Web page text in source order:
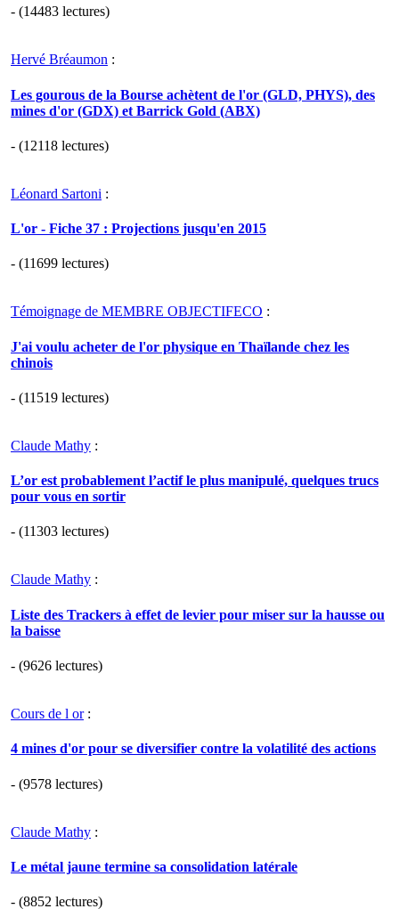
- (14483 lectures)
Hervé Bréaumon :
Les gourous de la Bourse achètent de l'or (GLD, PHYS), des
mines d'or (GDX) et Barrick Gold (ABX)
- (12118 lectures)
Léonard Sartoni :
L'or - Fiche 37 : Projections jusqu'en 2015
- (11699 lectures)
Témoignage de MEMBRE OBJECTIFECO :
J'ai voulu acheter de l'or physique en Thaïlande chez les
chinois
- (11519 lectures)
Claude Mathy :
L’or est probablement l’actif le plus manipulé, quelques trucs
pour vous en sortir
- (11303 lectures)
Claude Mathy :
Liste des Trackers à effet de levier pour miser sur la hausse ou
la baisse
- (9626 lectures)
Cours de l or:
4 mines d'or pour se diversifier contre la volatilité des actions
- (9578 lectures)
Claude Mathy :
Le métal jaune termine sa consolidation latérale
- (8852 lectures)